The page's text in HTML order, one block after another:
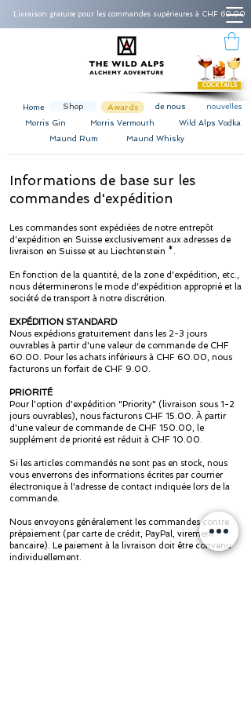
Livraison gratuite pour les commandes supérieures à CHF 60.00
COCKTAILS
Home Shop Awards de nous
nouvelles
Morris Gin
Morris Vermouth
Wild Alps Vodka
Maund Rum
Maund Whisky
Informations de base sur les
commandes d'expédition
Les commandes sont expédiées de notre entrepôt
d'expédition en Suisse exclusivement aux adresses de
livraison en Suisse et au Liechtenstein *.
En fonction de la quantité, de la zone d'expédition, etc.,
nous déterminerons le mode d'expédition approprié et la
société de transport à notre discrétion.
EXPÉDITION STANDARD
Nous expédions gratuitement dans les 2-3 jours
ouvrables à partir d'une valeur de commande de CHF
60.00. Pour les achats inférieurs à CHF 60.00, nous
facturons un forfait de CHF 9.00.
PRIORITÉ
Pour l'option d'expédition "Priority" (livraison sous 1-2
jours ouvrables), nous facturons CHF 15.00. À partir
d'une valeur de commande de CHF 150.00, le
supplément de priorité est réduit à CHF 10.00.
Si les articles commandés ne sont pas en stock, nous
vous enverrons des informations écrites par courrier
électronique à l'adresse de contact indiquée lors de la
commande.
Nous envoyons généralement les commandes contre
prépaiement (par carte de crédit, PayPal, virement
bancaire). Le paiement à la livraison doit être convenu
individuellement.